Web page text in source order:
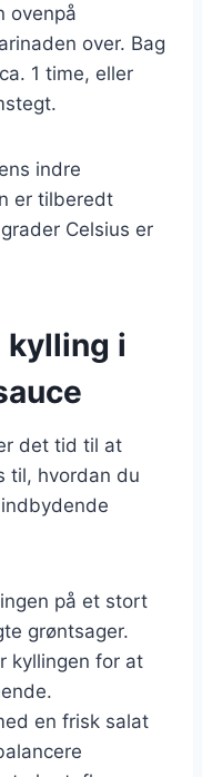
ovenpå
over. Bag
1 time, eller
indre
er tilberedt
Celsius er
i
det tid til at
til, hvordan du
på et stort
grøntsager.
kyllingen for at
en frisk salat